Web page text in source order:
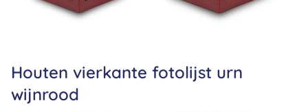
Houten vierkante fotolijst urn
wijnrood